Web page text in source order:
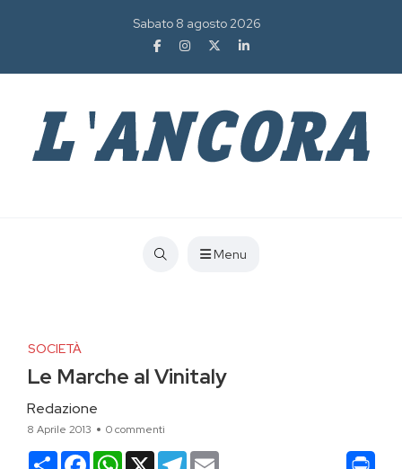
Sabato 8 agosto 2026
Menu
SOCIETÀ
Le Marche al Vinitaly
Redazione
8 Aprile 2013 0 commenti
CondividiFacebookWhatsApp
X Telegram